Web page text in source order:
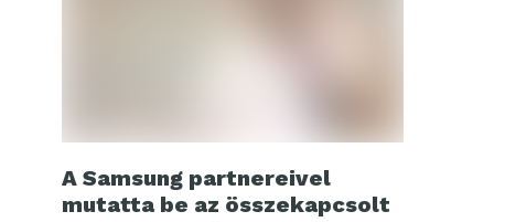
A Samsung partnereivel
mutatta be az összekapcsolt